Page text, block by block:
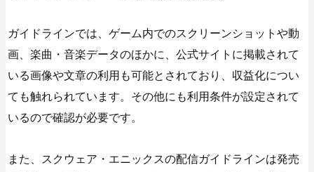
ガイドラインでは、ゲーム内でのスクリーンショットや動
画、楽曲・音楽データのほかに、公式サイトに掲載されて
いる画像や文章の利用も可能とされており、収益化につい
ても触れられています。その他にも利用条件が設定されて
いるので確認が必要です。
また、スクウェア・エニックスの配信ガイドラインは発売